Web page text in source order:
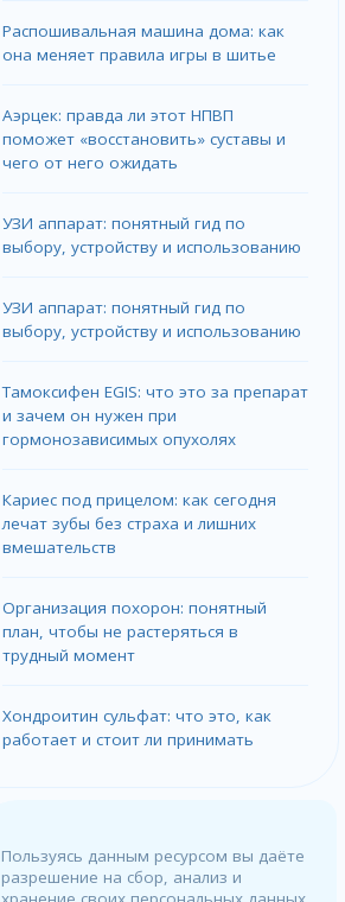
Распошивальная машина дома: как
она меняет правила игры в шитье
Аэрцек: правда ли этот НПВП
поможет «восстановить» суставы и
чего от него ожидать
УЗИ аппарат: понятный гид по
выбору, устройству и использованию
УЗИ аппарат: понятный гид по
выбору, устройству и использованию
Тамоксифен EGIS: что это за препарат
и зачем он нужен при
гормонозависимых опухолях
Кариес под прицелом: как сегодня
лечат зубы без страха и лишних
вмешательств
Организация похорон: понятный
план, чтобы не растеряться в
трудный момент
Хондроитин сульфат: что это, как
работает и стоит ли принимать
Пользуясь данным ресурсом вы даёте
разрешение на сбор, анализ и